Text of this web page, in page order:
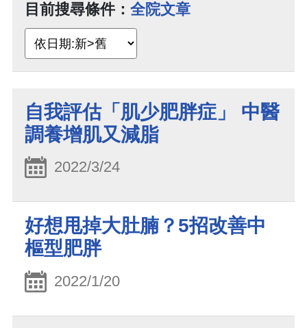
目前搜尋條件： 全院文章
自我評估「肌少肥胖症」 中醫
調養增肌又減脂
2022/3/24
好想甩掉大肚腩？5招改善中
樞型肥胖
2022/1/20